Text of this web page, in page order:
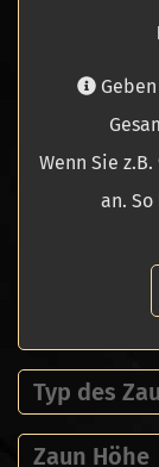
Wenn Sie
an.
Typ des
Zaun Höhe